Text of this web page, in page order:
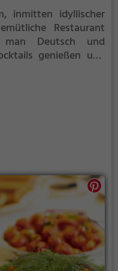
inmitten idyllischer
Restaurant
man Deutsch und
genießen und
die Auswahl an
gemütlichen